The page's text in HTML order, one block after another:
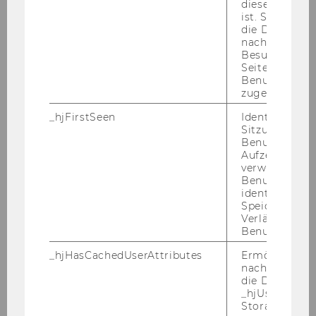
Quel­len­steu­ern - Der Steu­er­ab­zug
bei Zah­lun­gen an aus­län­di­sche
Emp­fän­ger (ge­mein­sam mit Mi­cha­el
Lang und Claus Sta­rin­ger), Wien
2010.
Dop­pel­be­steue­rung - OECD-​
Musterabkommen DBA Ös­ter­reich -
Deutsch­land, Kom­men­tar² (ge­mein­
sam mit Mi­cha­el Lang und Franz
Was­ser­mey­er, C.H. Beck Ver­lag und
Linde Ver­lag, Wien/Mün­chen 2010.
In­tro­duc­tion to Eu­ropean Tax Law
(mit Mi­cha­el
Lang, Pas­qua­le Pistone und Claus
Sta­rin­ger), 2. Aufl., Wien 2010.
diese Seite
ist. Stellt
die Daten von
Besuchen
Seite
Benutzer-ID
zugeordnet
_hjFirstSeen
Identifiziert
Sitzung eines
Benutzers.
verwendet,
identifizieren.
Verlängert
_hjHasCachedUserAttributes
Ermöglicht
die Daten in
Storage auf